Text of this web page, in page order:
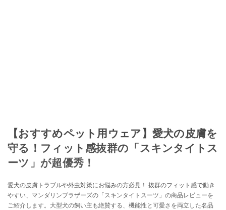
【おすすめペット用ウェア】愛犬の皮膚を
守る！フィット感抜群の「スキンタイトス
ーツ」が超優秀！
愛犬の皮膚トラブルや外虫対策にお悩みの方必見！ 抜群のフィット感で動き
やすい、マンダリンブラザーズの「スキンタイトスーツ」の商品レビューを
ご紹介します。大型犬の飼い主も絶賛する、機能性と可愛さを両立した名品